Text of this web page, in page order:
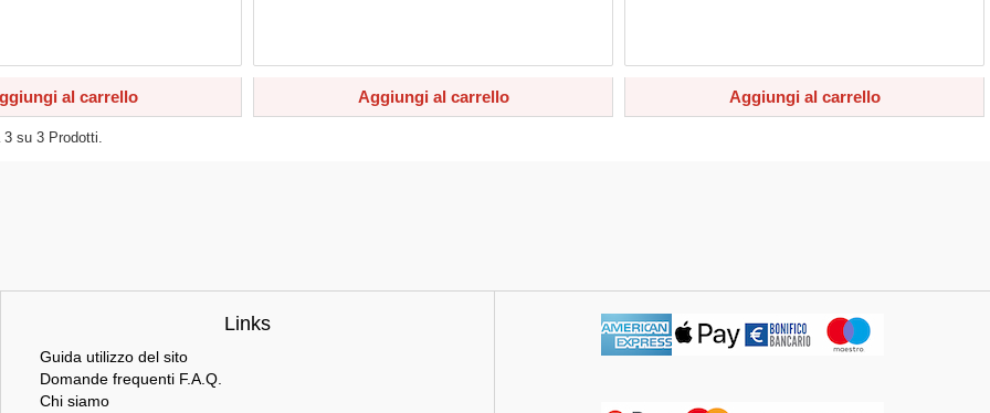
al carrello Aggiungi al carrello Aggiungi al carrello
3 su 3 Prodotti.
Links
Guida utilizzo del sito
Domande frequenti F.A.Q.
Chi siamo